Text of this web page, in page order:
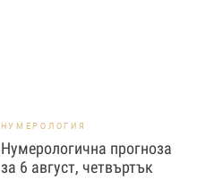
НУМЕРОЛОГИЯ
Нумерологична прогноза
за 6 август, четвъртък